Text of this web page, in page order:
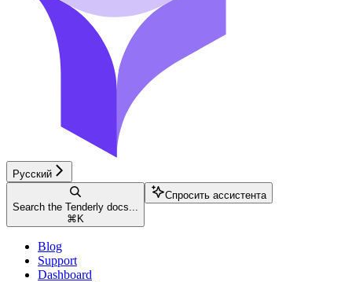
Русский
Search the Tenderly docs...
⌘ K
Спросить ассистента
Blog
Support
Dashboard